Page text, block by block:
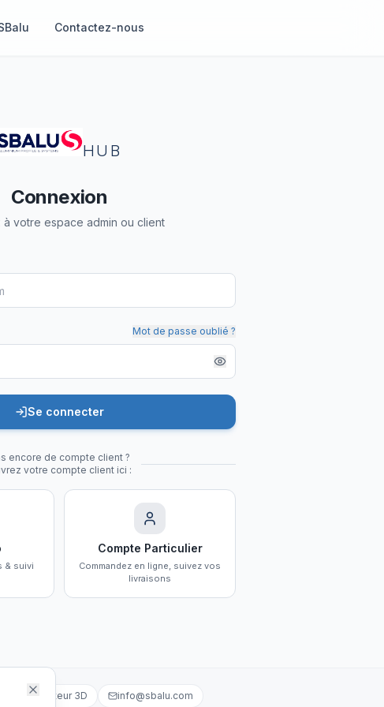
Contactez-nous
HUB
Connexion
votre espace admin ou client
Mot de passe oublié ?
Se connecter
encore de compte client ?
votre compte client ici :
& suivi
Compte Particulier
Commandez en ligne, suivez vos
livraisons
Configurateur 3D info@sbalu.com